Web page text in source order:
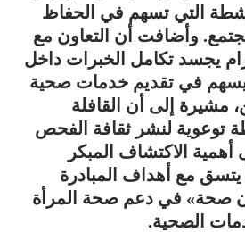
التي تسهم في الحفاظ
وأضافت أن التعاون مع
يجسد تكامل الخبرات داخل
يسهم في تقديم خدمات صحية
مشيرة إلى أن القافلة
توعوية لنشر ثقافة الفحص
أهمية الاكتشاف المبكر
مع أهداف المبادرة
«100 مليون صحة» في دعم صحة المرأة
الصحية.